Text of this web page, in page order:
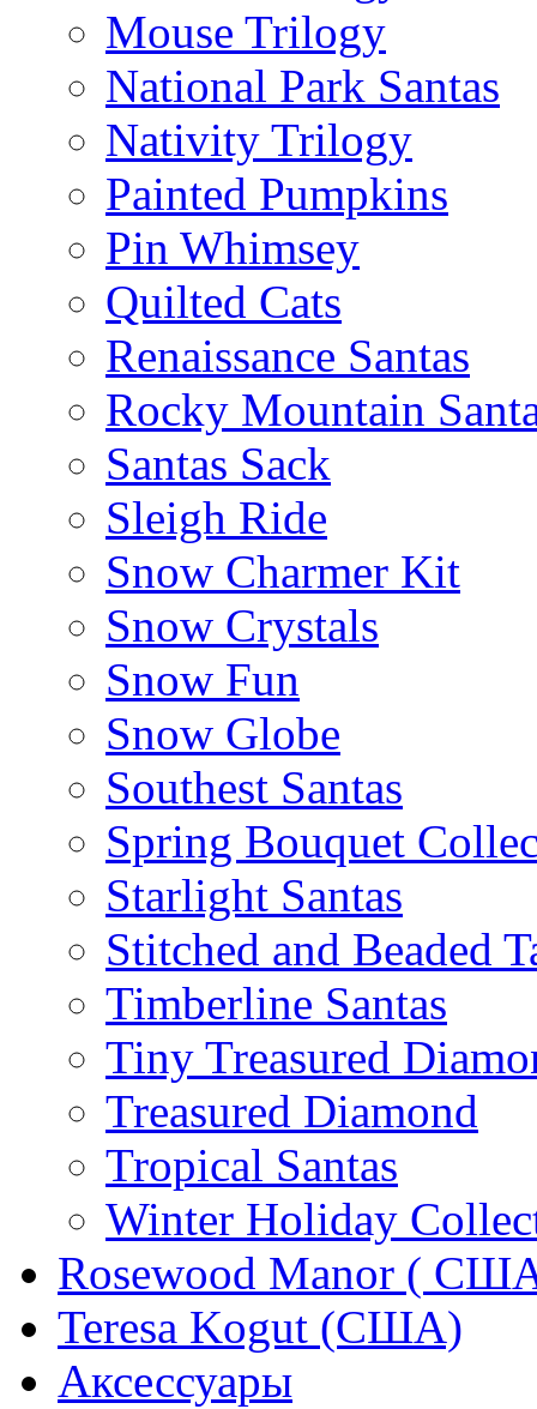
Mouse Trilogy
National Park Santas
Nativity Trilogy
Painted Pumpkins
Pin Whimsey
Quilted Cats
Renaissance Santas
Rocky Mountain
Santas Sack
Sleigh Ride
Snow Charmer Kit
Snow Crystals
Snow Fun
Snow Globe
Southest Santas
Spring Bouquet
Starlight Santas
Stitched and Beaded
Timberline Santas
Tiny Treasured
Treasured Diamond
Tropical Santas
Winter Holiday
Rosewood Manor (
Teresa Kogut (США)
Аксессуары